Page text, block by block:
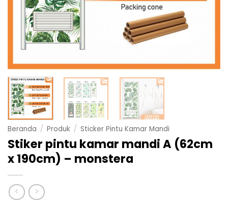
Beranda / Produk / Sticker Pintu Kamar Mandi
Stiker pintu kamar mandi A (62cm
x 190cm) – monstera